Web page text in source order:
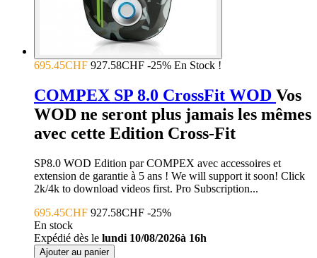
695.45CHF 927.58CHF -25% En Stock !
COMPEX SP 8.0 CrossFit WOD Vos
WOD ne seront plus jamais les mêmes
avec cette Edition Cross-Fit
SP8.0 WOD Edition par COMPEX avec accessoires et
extension de garantie à 5 ans ! We will support it soon! Click
2k/4k to download videos first. Pro Subscription...
695.45CHF 927.58CHF -25%
En stock
Expédié dès le lundi 10/08/2026à 16h
Ajouter au panier